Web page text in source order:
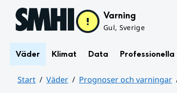
Hoppa till sidans innehåll Varning
Gul, Sverige
Väder Klimat Data
Start Väder Prognoser och varningar
varningar